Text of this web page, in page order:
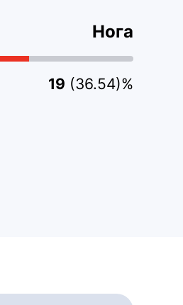
Нога
19 (36.54)%